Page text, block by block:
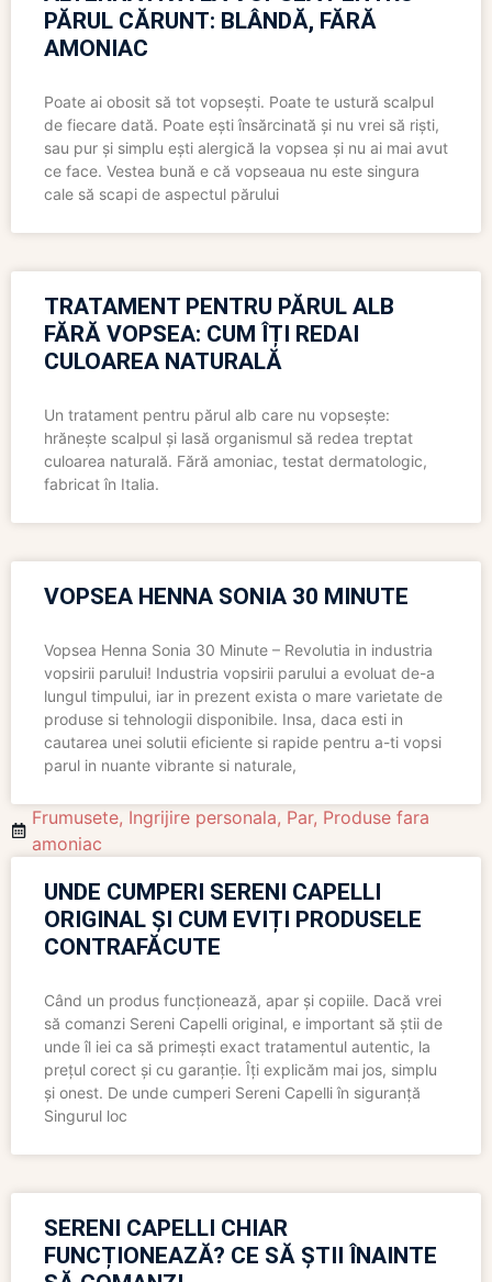
PĂRUL CĂRUNT: BLÂNDĂ, FĂRĂ
AMONIAC
Poate ai obosit să tot vopsești. Poate te ustură scalpul
de fiecare dată. Poate ești însărcinată și nu vrei să riști,
sau pur și simplu ești alergică la vopsea și nu ai mai avut
ce face. Vestea bună e că vopseaua nu este singura
cale să scapi de aspectul părului
TRATAMENT PENTRU PĂRUL ALB
FĂRĂ VOPSEA: CUM ÎȚI REDAI
CULOAREA NATURALĂ
Un tratament pentru părul alb care nu vopsește:
hrănește scalpul și lasă organismul să redea treptat
culoarea naturală. Fără amoniac, testat dermatologic,
fabricat în Italia.
VOPSEA HENNA SONIA 30 MINUTE
Vopsea Henna Sonia 30 Minute – Revolutia in industria
vopsirii parului! Industria vopsirii parului a evoluat de-a
lungul timpului, iar in prezent exista o mare varietate de
produse si tehnologii disponibile. Insa, daca esti in
cautarea unei solutii eficiente si rapide pentru a-ti vopsi
parul in nuante vibrante si naturale,
Frumusete, Ingrijire personala, Par, Produse fara
amoniac
UNDE CUMPERI SERENI CAPELLI
ORIGINAL ȘI CUM EVIȚI PRODUSELE
CONTRAFĂCUTE
Când un produs funcționează, apar și copiile. Dacă vrei
să comanzi Sereni Capelli original, e important să știi de
unde îl iei ca să primești exact tratamentul autentic, la
prețul corect și cu garanție. Îți explicăm mai jos, simplu
și onest. De unde cumperi Sereni Capelli în siguranță
Singurul loc
SERENI CAPELLI CHIAR
FUNCȚIONEAZĂ? CE SĂ ȘTII ÎNAINTE